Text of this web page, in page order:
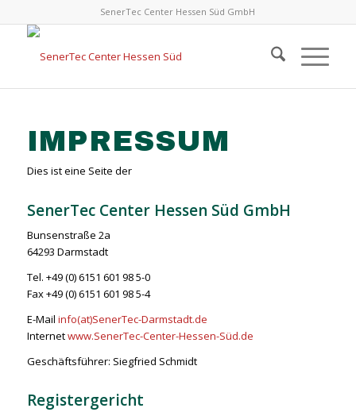
SenerTec Center Hessen Süd GmbH
IMPRESSUM
Dies ist eine Seite der
SenerTec Center Hessen Süd GmbH
Bunsenstraße 2a
64293 Darmstadt
Tel. +49 (0) 6151 601 98 5-0
Fax +49 (0) 6151 601 98 5-4
E-Mail info(at)SenerTec-Darmstadt.de
Internetwww.SenerTec-Center-Hessen-Süd.de
Geschäftsführer: Siegfried Schmidt
Registergericht